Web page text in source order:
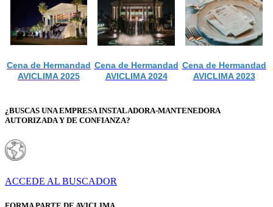
Cena de Hermandad
AVICLIMA 2025
Cena de Hermandad
AVICLIMA 2024
Cena de Hermandad
AVICLIMA 2023
¿BUSCAS UNA EMPRESA INSTALADORA-MANTENEDORA
AUTORIZADA Y DE CONFIANZA?
ACCEDE AL BUSCADOR